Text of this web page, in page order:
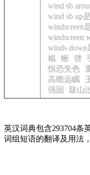
wind sb
wind sb up
windscreen
windscreen
winds
糍 蜥 啓
惊恐失色
高瞻远瞩
强固
跋山
英汉词典包含293704条
词组短语的翻译及用法